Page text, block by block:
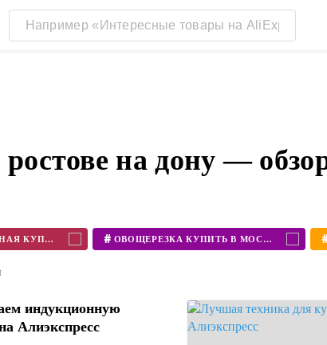
на дону —
ОВОЩЕРЕЗКА РУЧНАЯ КУПИТЬ # ОВОЩЕРЕЗКА КУПИТЬ В МОСКВЕ
индукционную
Алиэкспресс